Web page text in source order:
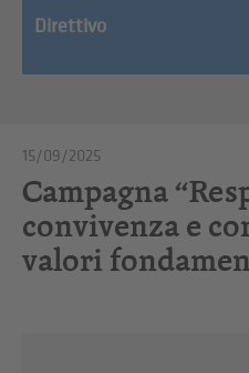
Direttivo
15/09/2025
Campagna
convivenza e
valori